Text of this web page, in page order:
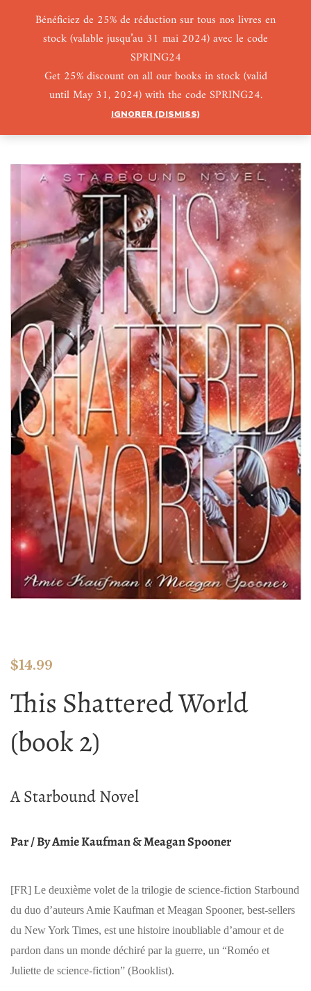
Bénéficiez de 25% de réduction sur tous nos livres en
stock (valable jusqu’au 31 mai 2024) avec le code
SPRING24
Get 25% discount on all our books in stock (valid
until May 31, 2024) with the code SPRING24.
IGNORER (DISMISS)
0 0
$14.99
This Shattered World
(book 2)
A Starbound Novel
Par / By Amie Kaufman & Meagan Spooner
[FR] Le deuxième volet de la trilogie de science-fiction Starbound
du duo d’auteurs Amie Kaufman et Meagan Spooner, best-sellers
du New York Times, est une histoire inoubliable d’amour et de
pardon dans un monde déchiré par la guerre, un “Roméo et
Juliette de science-fiction” (Booklist).